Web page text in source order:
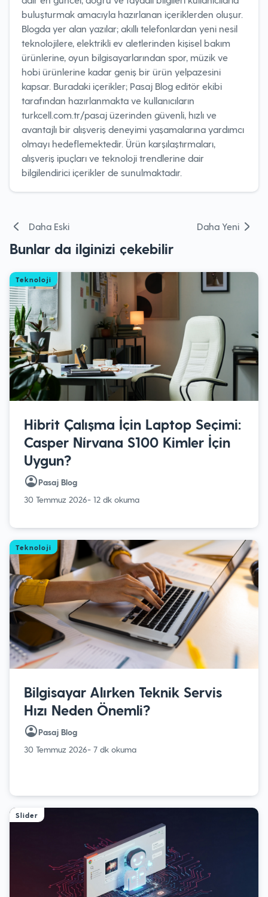
buluşturmak amacıyla hazırlanan içeriklerden oluşur.
Blogda yer alan yazılar; akıllı telefonlardan yeni nesil
teknolojilere, elektrikli ev aletlerinden kişisel bakım
ürünlerine, oyun bilgisayarlarından spor, müzik ve
hobi ürünlerine kadar geniş bir ürün yelpazesini
kapsar. Buradaki içerikler; Pasaj Blog editör ekibi
tarafından hazırlanmakta ve kullanıcıların
turkcell.com.tr/pasaj üzerinden güvenli, hızlı ve
avantajlı bir alışveriş deneyimi yaşamalarına yardımcı
olmayı hedeflemektedir. Ürün karşılaştırmaları,
alışveriş ipuçları ve teknoloji trendlerine dair
bilgilendirici içerikler de sunulmaktadır.
Yazı
Daha Eski Daha Yeni
Bunlar da ilginizi çekebilir
Teknoloji
Hibrit Çalışma İçin Laptop Seçimi:
Casper Nirvana S100 Kimler İçin
Uygun?
Pasaj Blog
30 Temmuz 2026- 12 dk okuma
Teknoloji
Bilgisayar Alırken Teknik Servis
Hızı Neden Önemli?
Pasaj Blog
30 Temmuz 2026- 7 dk okuma
Slider